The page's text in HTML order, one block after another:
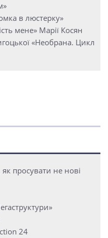
в люстерку»
мене» Марії Косян
«Необрана. Цикл
просувати не нові
24